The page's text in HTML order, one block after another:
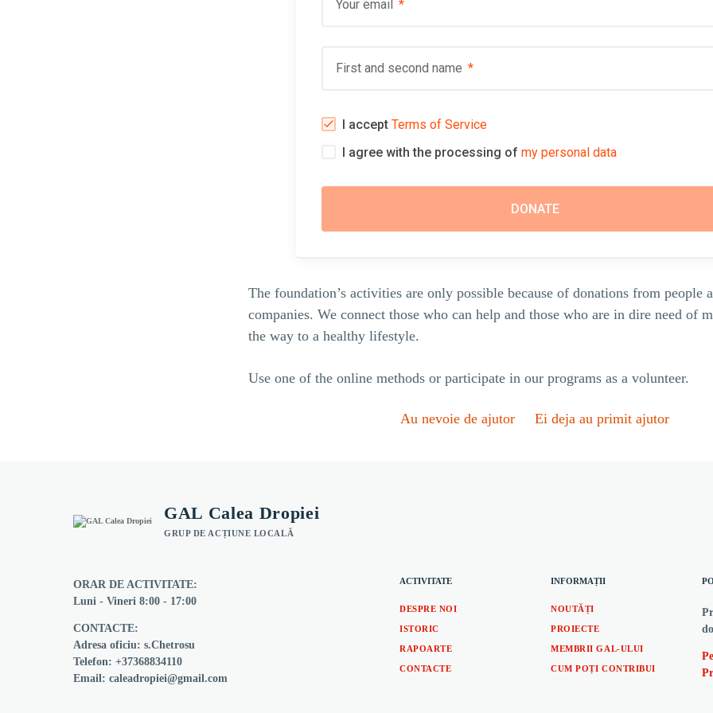
Your email
First and second name
I accept Terms of Service
I agree with the processing of my personal data
The foundation’s activities are only possible because of donations from people
companies. We connect those who can help and those who are in dire need of
the way to a healthy lifestyle.
Use one of the online methods or participate in our programs as a volunteer.
Au nevoie de ajutor Ei deja au primit ajutor
GAL Calea Dropiei
GRUP DE ACȚIUNE LOCALĂ
ORAR DE ACTIVITATE:
Luni - Vineri 8:00 - 17:00
CONTACTE:
Adresa oficiu: s.Chetrosu
Telefon: +37368834110
Email: caleadropiei@gmail.com
ACTIVITATE
DESPRE NOI
ISTORIC
RAPOARTE
CONTACTE
INFORMAȚII
NOUTĂȚI
PROIECTE
MEMBRII GAL-ULUI
CUM POȚI CONTRIBUI